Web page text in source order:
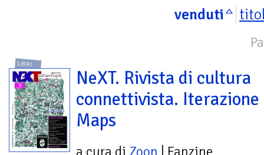
venduti
LIBRI
NeXT. Rivista di cultura
connettivista. Iterazione
Maps